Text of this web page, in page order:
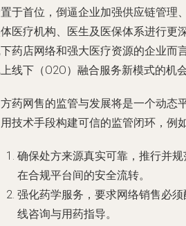
于首位，倒逼企业加强供应链管理
医疗机构、医生及医保体系进行更
药店网络和强大医疗资源的企业而
线下（O2O）融合服务新模式的机会
药网售的监管与发展将是一个动态
技术手段构建可信的监管闭环，例
确保处方来源真实可靠，推行并
在合规平台间的安全流转。
强化药学服务，要求网络销售必
线咨询与用药指导。